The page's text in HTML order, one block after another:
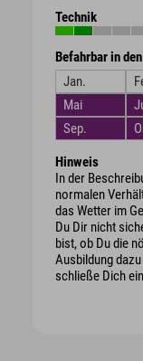
Technik
Befahrbar in
Jan.
Mai
Sep.
Hinweis
In der
normalen
das Wetter im
Du Dir nicht
bist, ob Du die
Ausbildung
schließe Dich